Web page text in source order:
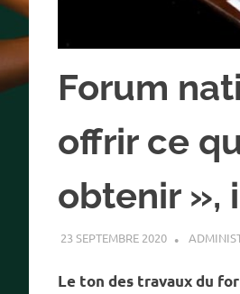
Forum
offrir ce
obtenir »,
23 SEPTEMBRE 2020
Le ton des travaux du